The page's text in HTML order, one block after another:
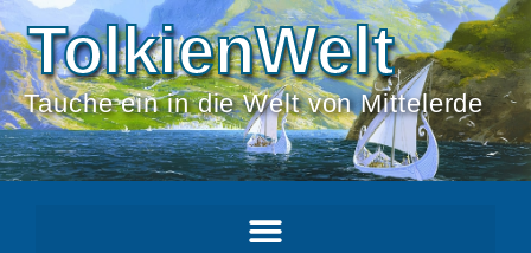
TolkienWelt
Tauche ein in die Welt von Mittelerde